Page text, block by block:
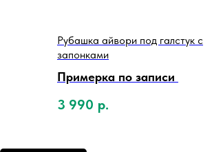
Рубашка айвори под галстук с
запонками
Примерка по записи
3 990 р.